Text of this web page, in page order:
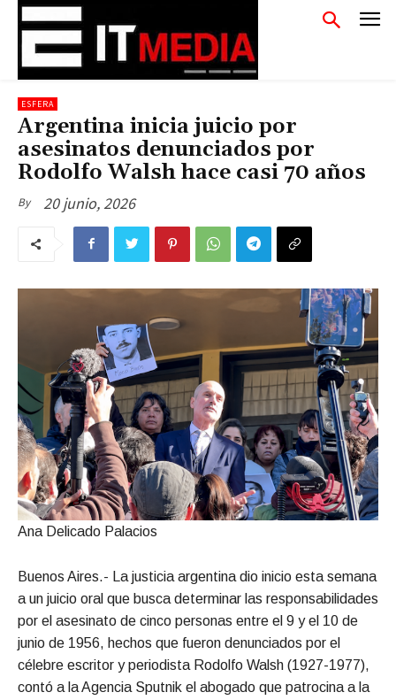
ESFERA
Argentina inicia juicio por
asesinatos denunciados por
Rodolfo Walsh hace casi 70 años
By 20 junio, 2026
Ana Delicado Palacios
Buenos Aires.- La justicia argentina dio inicio esta semana
a un juicio oral que busca determinar las responsabilidades
por el asesinato de cinco personas entre el 9 y el 10 de
junio de 1956, hechos que fueron denunciados por el
célebre escritor y periodista Rodolfo Walsh (1927-1977),
contó a la Agencia Sputnik el abogado que patrocina a la